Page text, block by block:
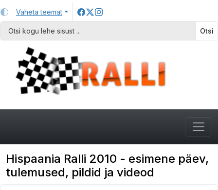
Vaheta teemat
Otsi
Hispaania Ralli 2010 - esimene päev,
tulemused, pildid ja videod